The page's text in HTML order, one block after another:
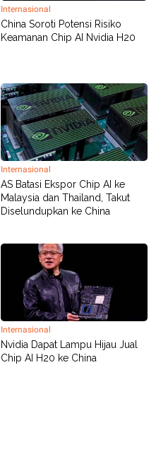
Internasional
China Soroti Potensi Risiko
Keamanan Chip AI Nvidia H20
Internasional
AS Batasi Ekspor Chip AI ke
Malaysia dan Thailand, Takut
Diselundupkan ke China
Internasional
Nvidia Dapat Lampu Hijau Jual
Chip AI H20 ke China